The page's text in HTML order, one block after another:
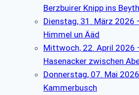
Berzbuirer Knipp ins
Dienstag, 31. März 2026
Himmel un Ääd
Mittwoch, 22. April 2026
Hasenacker zwischen
Donnerstag, 07. Mai
Kammerbusch